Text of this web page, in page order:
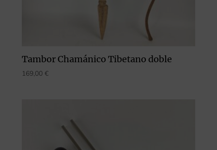
Tambor Chamánico Tibetano doble
169,00 €